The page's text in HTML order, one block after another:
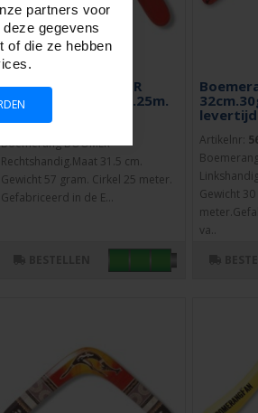
Boemerang BOOMER
rechts 32cm.57gr.C.25m.
Artikelnr:56414r
Boemerang BOOMER
Rechtshandig.Maat 31.5 cm.
Gewicht 57 gram. Cirkel 25 meter.
Gefabriceerd in de E...
Artikelnr:
Gewicht
va..
partners voor
gegevens
of die ze hebben